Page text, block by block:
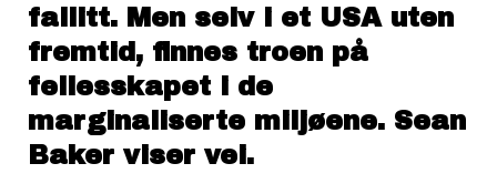
fallitt. Men selv i et USA uten
fremtid, finnes troen på
fellesskapet i de
marginaliserte miljøene. Sean
Baker viser vei.